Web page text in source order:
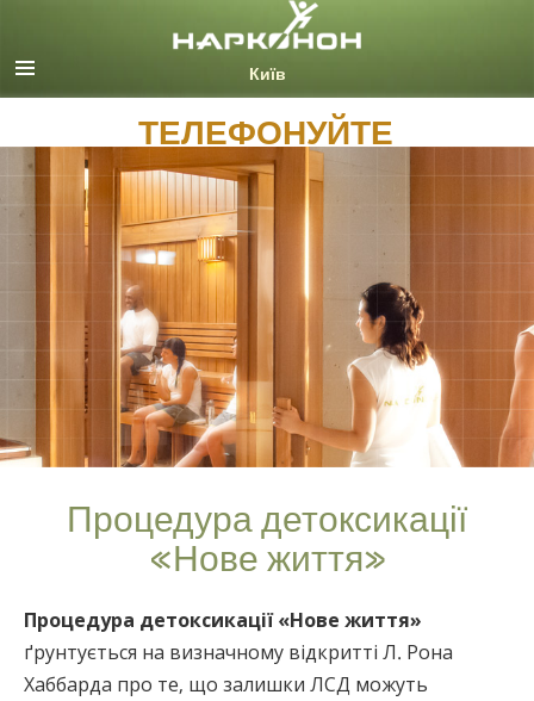
Всі регіони/мови
ТЕЛЕФОНУЙТЕ
Процедура детоксикації
«Нове життя»
Процедура детоксикації «Нове життя»
ґрунтується на визначному відкритті Л. Рона
Хаббарда про те, що залишки ЛСД можуть